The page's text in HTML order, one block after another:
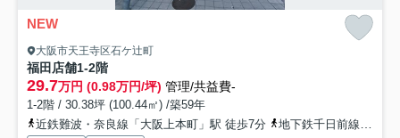
NEW
大阪市天王寺区石ケ辻町
福田店舗1-2階
29.7万円 (0.98万円/坪) 管理/共益費-
1-2階 / 30.38坪 (100.44㎡) /築59年
近鉄難波・奈良線「大阪上本町」駅 徒歩7分
地下鉄千日前線「谷町九丁目」駅 徒歩10分